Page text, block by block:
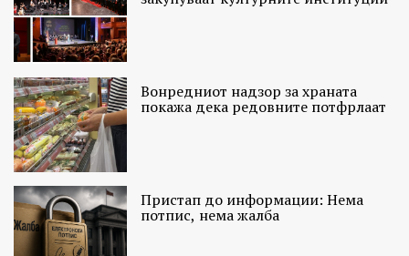
Вонредниот надзор за храната
покажа дека редовните потфрлаат
Пристап до информации: Нема
потпис, нема жалба